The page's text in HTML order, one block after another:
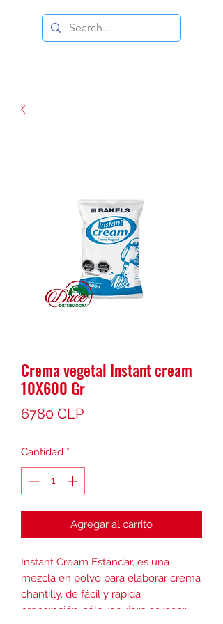
DISTRIBUIDORA DUCE
Crema vegetal Instant cream
10X600 Gr
6780 CLPPrecio
Cantidad *
Agregar al carrito
Instant Cream Estándar, es una
mezcla en polvo para elaborar crema
chantilly, de fácil y rápida
preparación, sólo requiere agregar